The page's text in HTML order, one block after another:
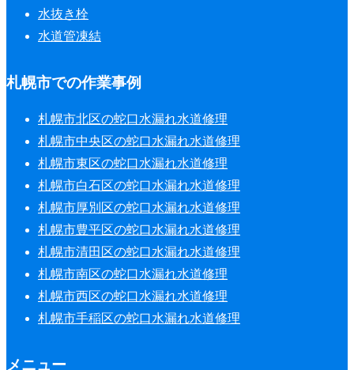
水抜き栓
水道管凍結
札幌市での作業事例
札幌市北区の蛇口水漏れ水道修理
札幌市中央区の蛇口水漏れ水道修理
札幌市東区の蛇口水漏れ水道修理
札幌市白石区の蛇口水漏れ水道修理
札幌市厚別区の蛇口水漏れ水道修理
札幌市豊平区の蛇口水漏れ水道修理
札幌市清田区の蛇口水漏れ水道修理
札幌市南区の蛇口水漏れ水道修理
札幌市西区の蛇口水漏れ水道修理
札幌市手稲区の蛇口水漏れ水道修理
メニュー